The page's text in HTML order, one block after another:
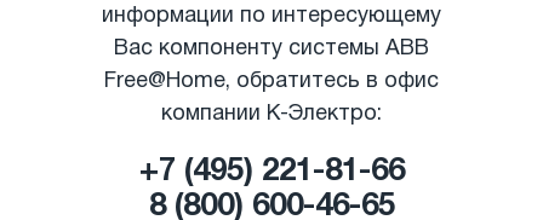
информации по интересующему
Вас компоненту системы ABB
Free@Home, обратитесь в офис
компании К-Электро:
+7 (495) 221-81-66
|
8 (800) 600-46-65